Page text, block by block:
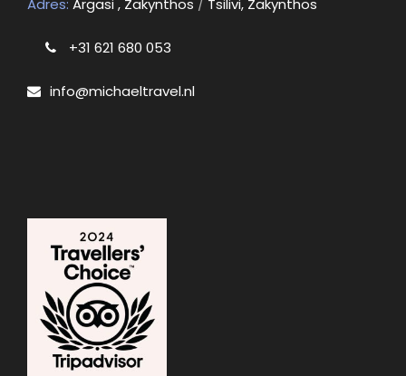
Adres: Argasi , Zakynthos / Tsilivi, Zakynthos
+31 621 680 053
info@michaeltravel.nl